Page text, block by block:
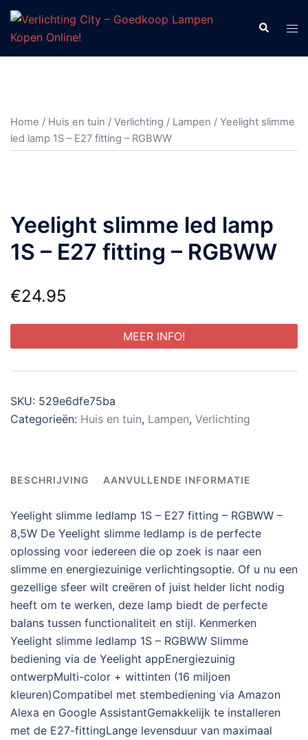
Ga
de
Zoeken
Home / Huis en tuin / Verlichting / Lampen / Yeelight slimme
led lamp 1S – E27 fitting – RGBWW
Yeelight slimme led lamp
1S – E27 fitting – RGBWW
€24.95
MEER INFO!
SKU: 529e6dfe75ba
Categorieën: Huis en tuin, Lampen, Verlichting
BESCHRIJVING AANVULLENDE INFORMATIE
Yeelight slimme ledlamp 1S – E27 fitting – RGBWW –
8,5W De Yeelight slimme ledlamp is de perfecte
oplossing voor iedereen die op zoek is naar een
slimme en energiezuinige verlichtingsoptie. Of u nu een
gezellige sfeer wilt creëren of juist helder licht nodig
heeft om te werken, deze lamp biedt de perfecte
balans tussen functionaliteit en stijl. Kenmerken
Yeelight slimme ledlamp 1S – RGBWW Slimme
bediening via de Yeelight appEnergiezuinig
ontwerpMulti-color + wittinten (16 miljoen
kleuren)Compatibel met stembediening via Amazon
Alexa en Google AssistantGemakkelijk te installeren
met de E27-fittingLange levensduur van maximaal